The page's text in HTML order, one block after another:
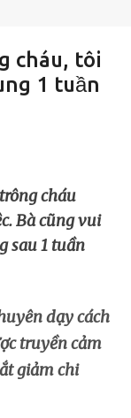
cháu, tôi
1 tuần
cháu
Bà cũng vui
sau 1 tuần
dạy cách
truyền cảm
giảm chi